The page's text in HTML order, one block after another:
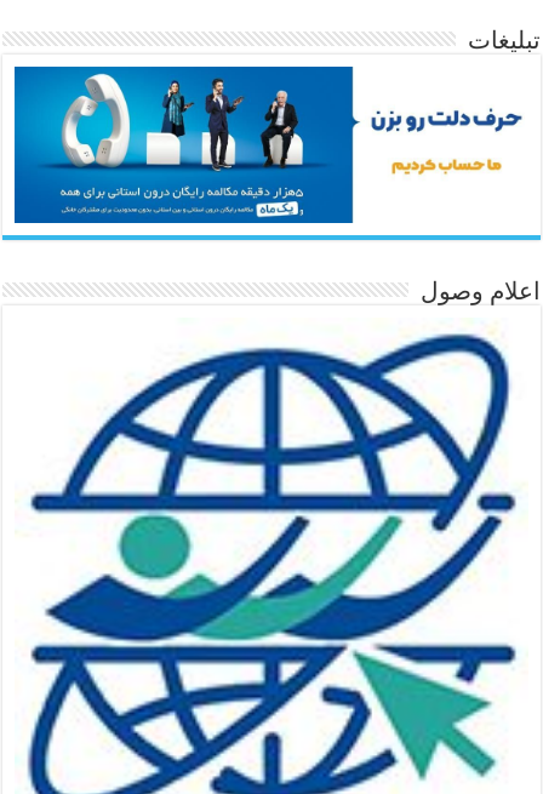
تبلیغات
اعلام وصول